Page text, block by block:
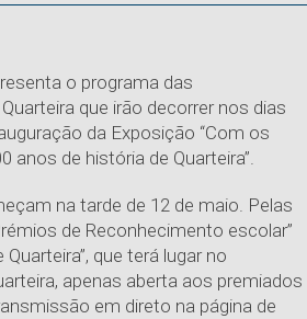
o programa das
que irão decorrer nos dias
da Exposição “Com os
anos de história de Quarteira”.
na tarde de 12 de maio. Pelas
de Reconhecimento escolar”
que terá lugar no
apenas aberta aos premiados
em direto na página de